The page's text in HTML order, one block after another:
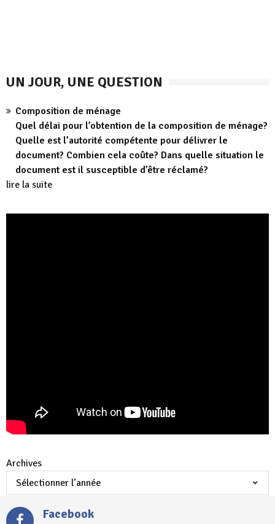
UN JOUR, UNE QUESTION
Composition de ménage
Quel délai pour l’obtention de la composition de ménage?
Quelle est l’autorité compétente pour délivrer le
document? Combien cela coûte? Dans quelle situation le
document est il susceptible d’être réclamé?
lire la suite
Archives
Facebook